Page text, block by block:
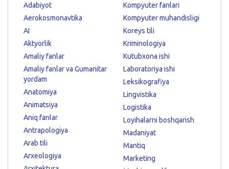
Adabiyot
Aerokosmonavtika
AI
Aktyorlik
Amaliy fanlar
Amaliy fanlar va Gumanitar
yordam
Anatomiya
Animatsiya
Aniq fanlar
Antrapologiya
Arab tili
Arxeologiya
Kompyuter fanlari
Kompyuter muhandisligi
Koreys tili
Kriminologiya
Kutubxona ishi
Laboratoriya ishi
Leksikografiya
Lingvistika
Logistika
Loyihalarni boshqarish
Madaniyat
Mantiq
Marketing